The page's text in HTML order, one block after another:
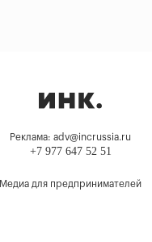
Реклама: adv@incrussia.ru
+7 977 647 52 51
Медиа для предпринимателей